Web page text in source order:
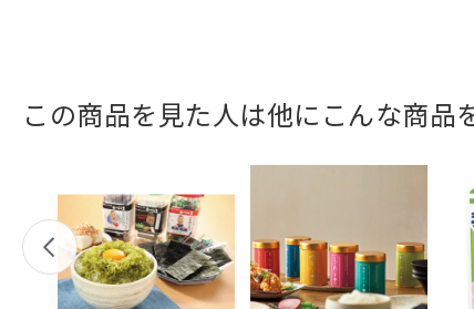
この商品を見た人は他にこんな商品